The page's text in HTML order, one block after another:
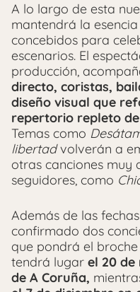
A lo largo de esta
mantendrá la
concebidos para
escenarios. El
producción,
directo, coristas,
diseño visual que
repertorio repleto
Temas como
libertadvolverán a
otras canciones muy
seguidores, como
Además de las
confirmado dos
que pondrá el
tendrá lugar el 20 de
de A Coruña,